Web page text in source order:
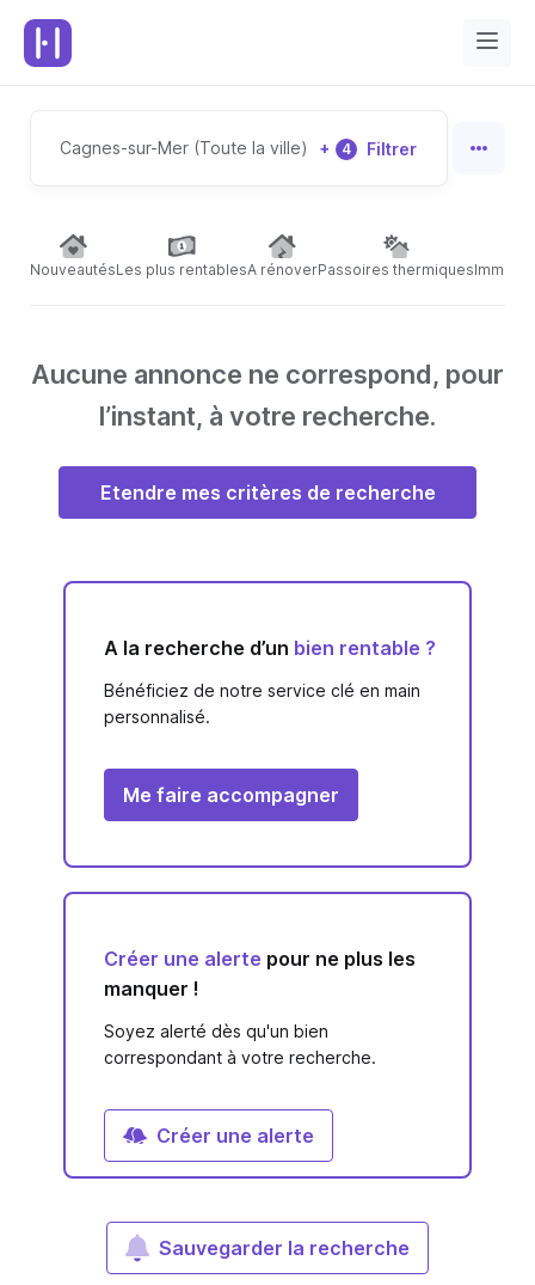
Cagnes-sur-Mer (Toute la ville) + 4 Filtrer
NouveautésLes plus rentablesA rénoverPassoires thermiques
Aucune annonce ne correspond, pour
l’instant, à votre recherche.
Etendre mes critères de recherche
A la recherche d’un bien rentable ?
Bénéficiez de notre service clé en main
personnalisé.
Me faire accompagner
Créer une alerte pour ne plus les
manquer !
Soyez alerté dès qu'un bien
correspondant à votre recherche.
Créer une alerte
Sauvegarder la recherche